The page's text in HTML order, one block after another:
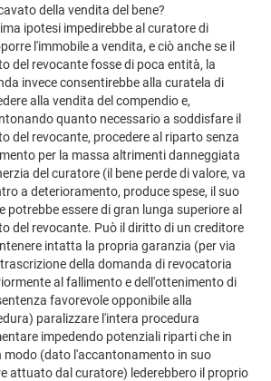
della vendita del bene?
ipotesi impedirebbe al curatore di
l'immobile a vendita, e ciò anche se il
del revocante fosse di poca entità, la
invece consentirebbe alla curatela di
alla vendita del compendio e,
quanto necessario a soddisfare il
del revocante, procedere al riparto senza
per la massa altrimenti danneggiata
del curatore (il bene perde di valore, va
a deterioramento, produce spese, il suo
potrebbe essere di gran lunga superiore al
del revocante. Può il diritto di un creditore
intatta la propria garanzia (per via
della domanda di revocatoria
al fallimento e dell'ottenimento di
favorevole opponibile alla
paralizzare l'intera procedura
impedendo potenziali riparti che in
modo (dato l'accantonamento in suo
attuato dal curatore) lederebbero il proprio